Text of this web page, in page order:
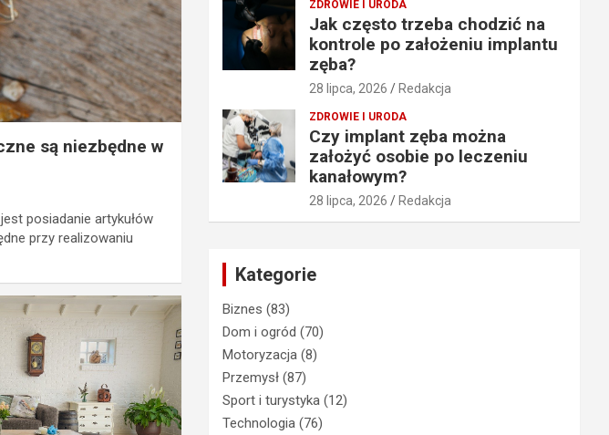
są niezbędne w
posiadanie artykułów
przy realizowaniu
ZDROWIE I URODA
Jak często trzeba chodzić na
kontrole po założeniu implantu
zęba?
28 lipca, 2026 Redakcja
ZDROWIE I URODA
Czy implant zęba można
założyć osobie po leczeniu
kanałowym?
28 lipca, 2026 Redakcja
Kategorie
Biznes (83)
Dom i ogród (70)
Motoryzacja (8)
Przemysł (87)
Sport i turystyka (12)
Technologia (76)